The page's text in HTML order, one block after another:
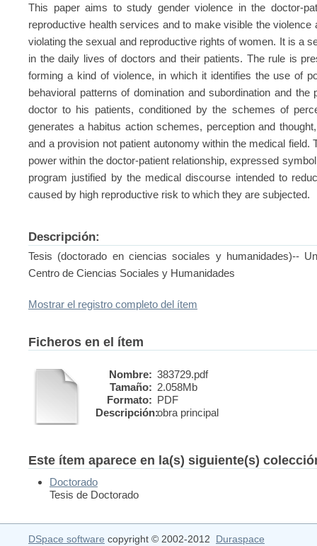
This paper aims to study gender violence in the doctor-
reproductive health services and to make visible the
violating the sexual and reproductive rights of women. It is a
in the daily lives of doctors and their patients. The rule is
forming a kind of violence, in which it identifies the use of
behavioral patterns of domination and subordination and
doctor to his patients, conditioned by the schemes of
generates a habitus action schemes, perception and
and a provision not patient autonomy within the medical field.
power within the doctor-patient relationship, expressed
program justified by the medical discourse intended to
caused by high reproductive risk to which they are subjected.
Descripción:
Tesis (doctorado en ciencias sociales y humanidades)--
Centro de Ciencias Sociales y Humanidades
Mostrar el registro completo del ítem
Ficheros en el ítem
Nombre: 383729.pdf
Tamaño: 2.058Mb
Formato: PDF
Descripción:obra principal
Este ítem aparece en la(s) siguiente(s)
Doctorado
Tesis de Doctorado
DSpace software copyright © 2002-2012 Duraspace